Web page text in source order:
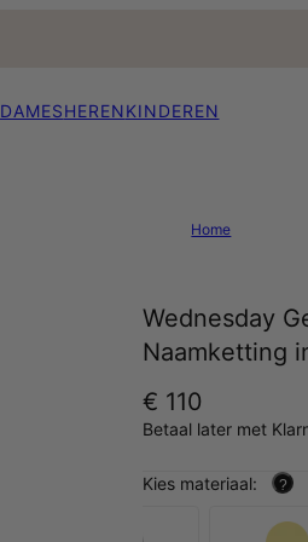
DAMESHERENKINDEREN
Home
Wednesday
Naamketting
€ 110
Betaal later met
Kies materiaal: ?